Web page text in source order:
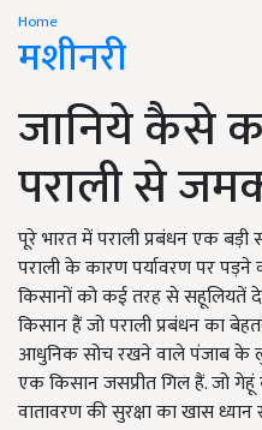
Home
मशीनरी
जानिये कैसे
पराली से
पूरे भारत में पराली प्रबंधन एक
पराली के कारण पर्यावरण पर
किसानों को कई तरह से सहूलियतें
किसान हैं जो पराली प्रबंधन का
आधुनिक सोच रखने वाले पंजाब के
एक किसान जसप्रीत गिल हैं. जो
वातावरण की सुरक्षा का खास ध्यान